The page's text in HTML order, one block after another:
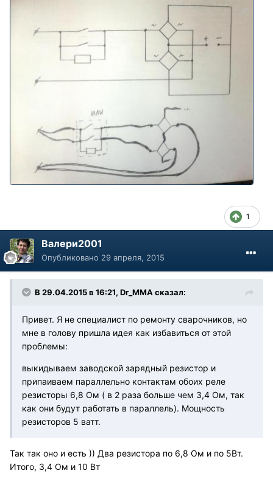
1
Валери2001
Опубликовано 29 апреля, 2015
В 29.04.2015 в 16:21, Dr_MMA сказал:
Привет. Я не специалист по ремонту сварочников, но
мне в голову пришла идея как избавиться от этой
проблемы:
выкидываем заводской зарядный резистор и
припаиваем параллельно контактам обоих реле
резисторы 6,8 Ом ( в 2 раза больше чем 3,4 Ом, так
как они будут работать в параллель). Мощность
резисторов 5 ватт.
Так так оно и есть )) Два резистора по 6,8 Ом и по 5Вт.
Итого, 3,4 Ом и 10 Вт